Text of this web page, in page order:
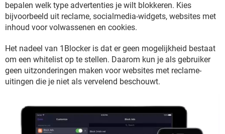
bepalen welk type advertenties je wilt blokkeren. Kies
bijvoorbeeld uit reclame, socialmedia-widgets, websites met
inhoud voor volwassenen en cookies.
Het nadeel van 1Blocker is dat er geen mogelijkheid bestaat
om een whitelist op te stellen. Daarom kun je als gebruiker
geen uitzonderingen maken voor websites met reclame-
uitingen die je niet als vervelend beschouwt.